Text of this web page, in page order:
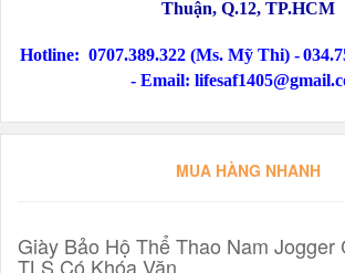
Thuận, Q.12, TP.HCM
Hotline: 0707.389.322 (Ms. Mỹ Thi) -
- Email:
MUA HÀNG NHANH
Giày Bảo Hộ Thể Thao Nam Jogger
TLS Có Khóa Vặn